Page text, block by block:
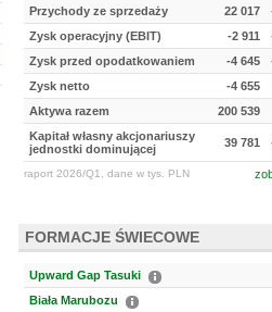
Przychody ze sprzedaży 22 017
Zysk operacyjny (EBIT)
-2 911
Zysk przed opodatkowaniem
-4 645
Zysk netto
-4 655
Aktywa razem
200 539
Kapitał własny akcjonariuszy
jednostki dominującej
39 781
raport 2026/Q1, dane w tys. PLN
FORMACJE ŚWIECOWE
Upward Gap Tasuki
Biała Marubozu